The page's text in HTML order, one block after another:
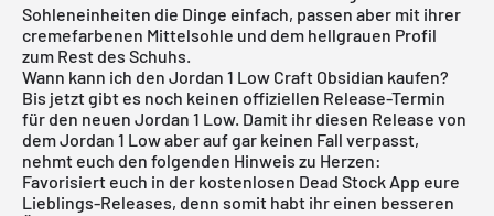
Sohleneinheiten die Dinge einfach, passen aber mit ihrer
cremefarbenen Mittelsohle und dem hellgrauen Profil
zum Rest des Schuhs.
Wann kann ich den Jordan 1 Low Craft Obsidian kaufen?
Bis jetzt gibt es noch keinen offiziellen Release-Termin
für den neuen Jordan 1 Low. Damit ihr diesen Release von
dem Jordan 1 Low aber auf gar keinen Fall verpasst,
nehmt euch den folgenden Hinweis zu Herzen:
Favorisiert euch in der kostenlosen Dead Stock App eure
Lieblings-Releases, denn somit habt ihr einen besseren